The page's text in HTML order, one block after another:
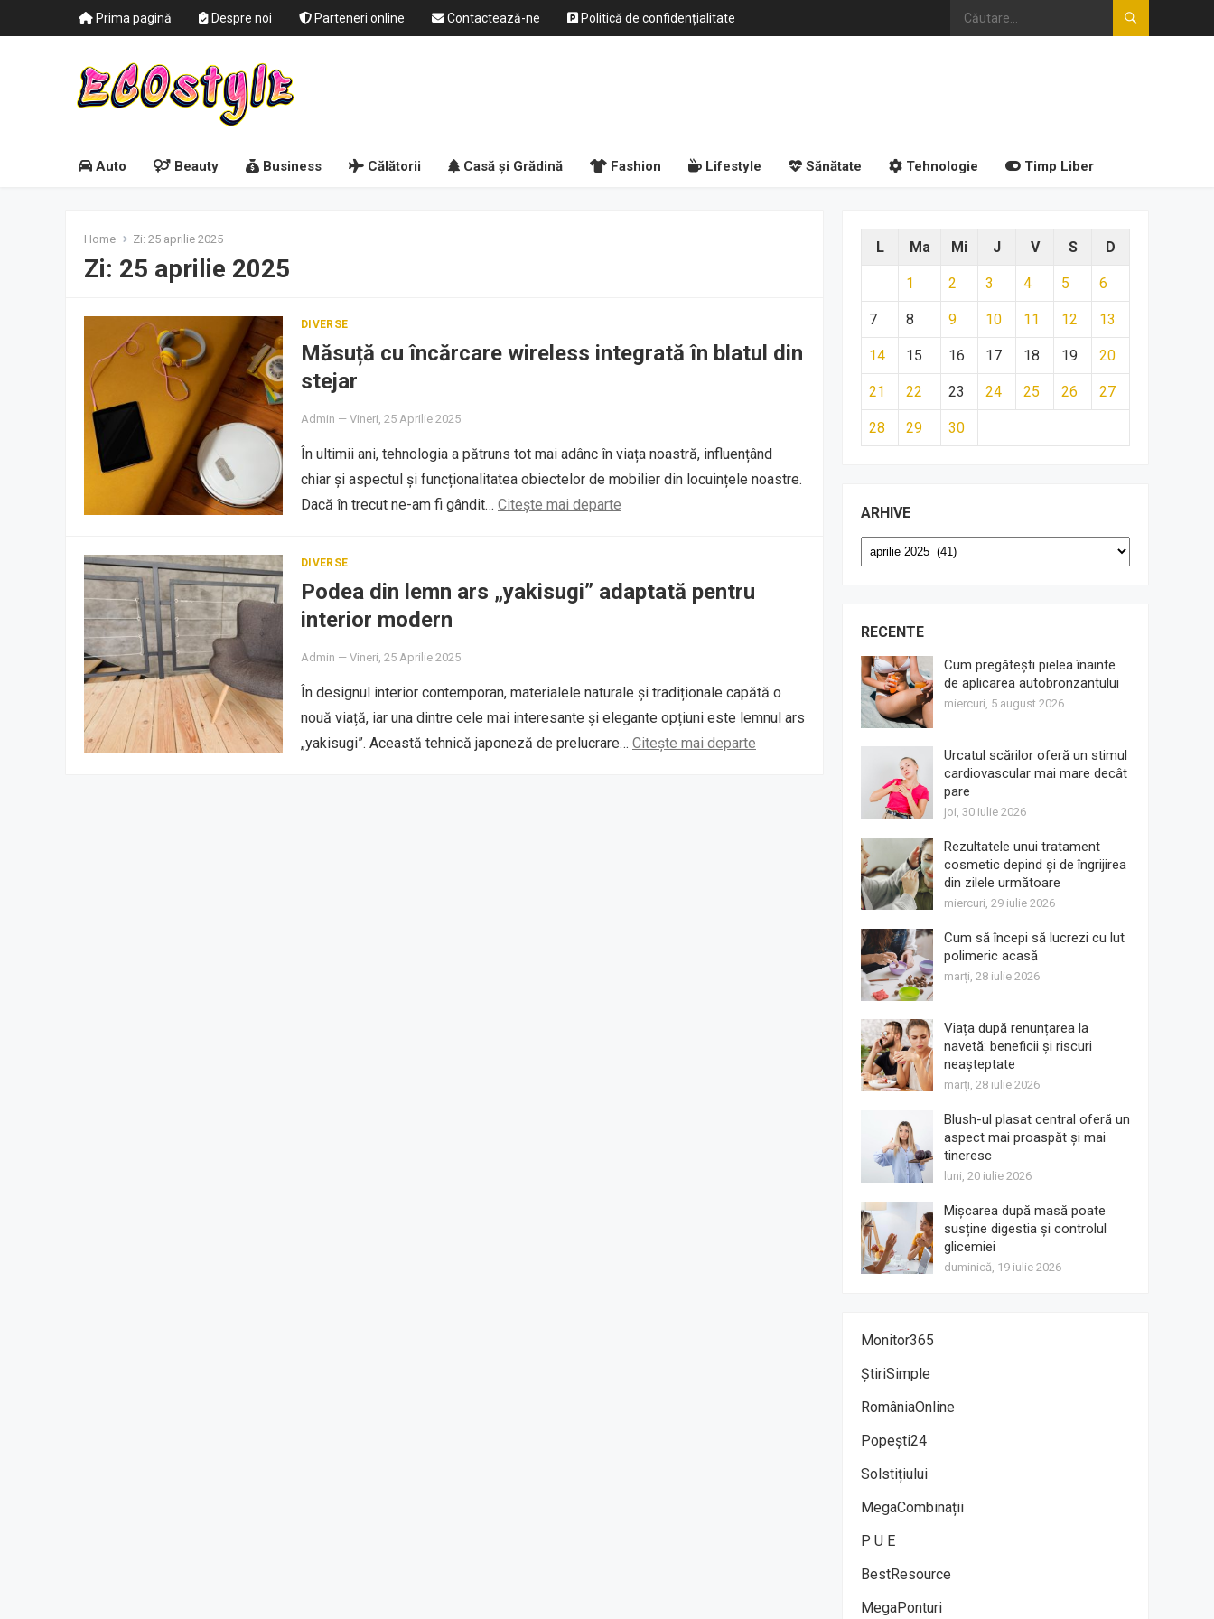
Prima pagină Despre noi Parteneri online Contactează-ne Politică de confidențialitate
Auto Beauty Business Călătorii Casă și Grădină Fashion Lifestyle Sănătate Tehnologie Timp Liber
Home Zi: 25 aprilie 2025
Zi: 25 aprilie 2025
DIVERSE
Măsuță cu încărcare wireless integrată în blatul din
stejar
Admin — Vineri, 25 Aprilie 2025
În ultimii ani, tehnologia a pătruns tot mai adânc în viața noastră, influențând
chiar și aspectul și funcționalitatea obiectelor de mobilier din locuințele noastre.
Dacă în trecut ne-am fi gândit… Citește mai departe
DIVERSE
Podea din lemn ars „yakisugi” adaptată pentru
interior modern
Admin — Vineri, 25 Aprilie 2025
În designul interior contemporan, materialele naturale și tradiționale capătă o
nouă viață, iar una dintre cele mai interesante și elegante opțiuni este lemnul ars
„yakisugi”. Această tehnică japoneză de prelucrare… Citește mai departe
L Ma Mi J V S D
1 2 3 4 5 6
7 8 9 10 11 12 13
14 15 16 17 18 19 20
21 22 23 24 25 26 27
28 29 30
ARHIVE
Arhive
RECENTE
Cum pregătești pielea înainte
de aplicarea autobronzantului
miercuri, 5 august 2026
Urcatul scărilor oferă un stimul
cardiovascular mai mare decât
pare
joi, 30 iulie 2026
Rezultatele unui tratament
cosmetic depind și de îngrijirea
din zilele următoare
miercuri, 29 iulie 2026
Cum să începi să lucrezi cu lut
polimeric acasă
marți, 28 iulie 2026
Viața după renunțarea la
navetă: beneficii și riscuri
neașteptate
marți, 28 iulie 2026
Blush-ul plasat central oferă un
aspect mai proaspăt și mai
tineresc
luni, 20 iulie 2026
Mișcarea după masă poate
susține digestia și controlul
glicemiei
duminică, 19 iulie 2026
Monitor365
ȘtiriSimple
RomâniaOnline
Popești24
Solstițiului
MegaCombinații
P U E
BestResource
MegaPonturi